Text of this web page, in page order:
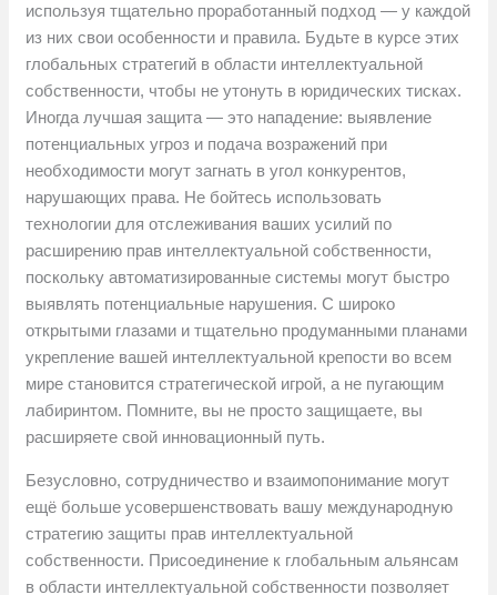
используя тщательно проработанный подход — у каждой
из них свои особенности и правила. Будьте в курсе этих
глобальных стратегий в области интеллектуальной
собственности, чтобы не утонуть в юридических тисках.
Иногда лучшая защита — это нападение: выявление
потенциальных угроз и подача возражений при
необходимости могут загнать в угол конкурентов,
нарушающих права. Не бойтесь использовать
технологии для отслеживания ваших усилий по
расширению прав интеллектуальной собственности,
поскольку автоматизированные системы могут быстро
выявлять потенциальные нарушения. С широко
открытыми глазами и тщательно продуманными планами
укрепление вашей интеллектуальной крепости во всем
мире становится стратегической игрой, а не пугающим
лабиринтом. Помните, вы не просто защищаете, вы
расширяете свой инновационный путь.
Безусловно, сотрудничество и взаимопонимание могут
ещё больше усовершенствовать вашу международную
стратегию защиты прав интеллектуальной
собственности. Присоединение к глобальным альянсам
в области интеллектуальной собственности позволяет